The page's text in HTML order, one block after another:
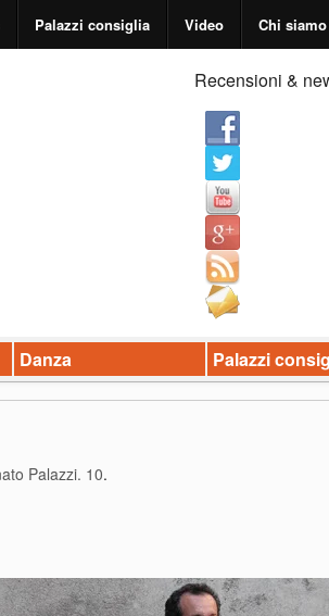
Palazzi consiglia Video Chi siamo
Recensioni &
Danza Palazzi
Palazzi. 10.